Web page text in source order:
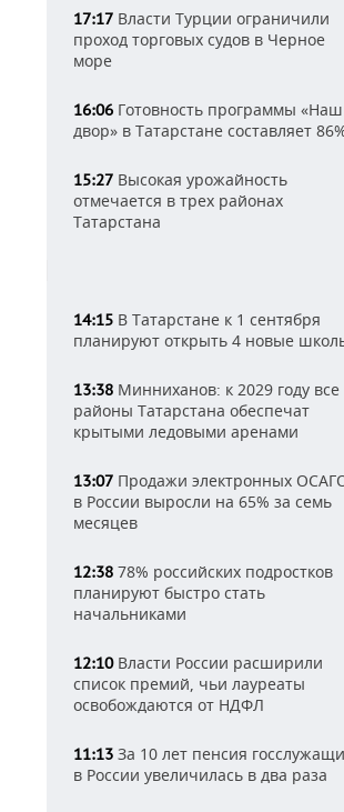
17:17 Власти Турции ограничили
проход торговых судов в Черное
море
16:06 Готовность программы «Наш
двор» в Татарстане составляет
15:27 Высокая урожайность
отмечается в трех районах
Татарстана
14:15 В Татарстане к 1 сентября
планируют открыть 4 новые
13:38 Минниханов: к 2029 году все
районы Татарстана обеспечат
крытыми ледовыми аренами
13:07 Продажи электронных
в России выросли на 65% за семь
месяцев
12:38 78% российских подростков
планируют быстро стать
начальниками
12:10Власти России расширили
список премий, чьи лауреаты
освобождаются от НДФЛ
11:13 За 10 лет пенсия
в России увеличилась в два раза